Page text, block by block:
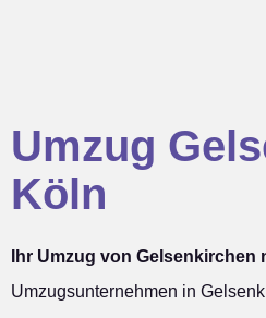
Umzug
Köln
Ihr Umzug von Gelsenkirchen
Umzugsunternehmen in